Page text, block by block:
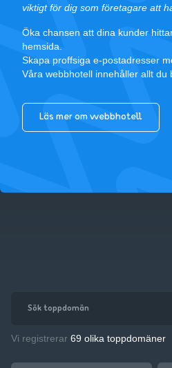
viktigt för dig som företagare att
Öka chansen att dina kunder
hemsida.
Skapa proffsiga e-postadresser
Våra webbhotell innehåller allt du
Läs mer om webbhotell
Vi registrerar 69 olika toppdomäner